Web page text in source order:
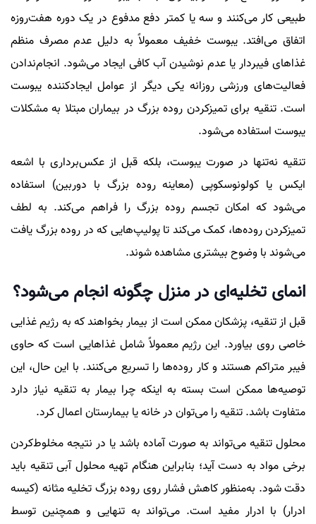
طبیعی کار می‌کنند و سه یا کمتر دفع مدفوع در یک دوره هفت‌روزه
اتفاق می‌افتد. یبوست خفیف معمولاً به دلیل عدم مصرف منظم
غذاهای فیبردار یا عدم نوشیدن آب کافی ایجاد می‌شود. انجام‌ندادن
فعالیت‌های ورزشی روزانه یکی دیگر از عوامل ایجادکننده یبوست
است. تنقیه برای تمیزکردن روده بزرگ در بیماران مبتلا به مشکلات
یبوست استفاده می‌شود.
تنقیه نه‌تنها در صورت یبوست، بلکه قبل از عکس‌برداری با اشعه
ایکس یا کولونوسکوپی (معاینه روده بزرگ با دوربین) استفاده
می‌شود که امکان تجسم روده بزرگ را فراهم می‌کند. به لطف
تمیزکردن روده‌ها، کمک می‌کند تا پولیپ‌هایی که در روده بزرگ یافت
می‌شوند با وضوح بیشتری مشاهده شوند.
انمای تخلیه‌ای در منزل چگونه انجام می‌شود؟
قبل از تنقیه، پزشکان ممکن است از بیمار بخواهند که به رژیم غذایی
خاصی روی بیاورد. این رژیم معمولاً شامل غذاهایی است که حاوی
فیبر متراکم هستند و کار روده‌ها را تسریع می‌کنند. با این حال، این
توصیه‌ها ممکن است بسته به اینکه چرا بیمار به تنقیه نیاز دارد
متفاوت باشد. تنقیه را می‌توان در خانه یا بیمارستان اعمال کرد.
محلول تنقیه می‌تواند به صورت آماده باشد یا در نتیجه مخلوط‌کردن
برخی مواد به دست آید؛ بنابراین هنگام تهیه محلول آبی تنقیه باید
دقت شود. به‌منظور کاهش فشار روی روده بزرگ تخلیه مثانه (کیسه
ادرار) با ادرار مفید است. می‌تواند به تنهایی و همچنین توسط